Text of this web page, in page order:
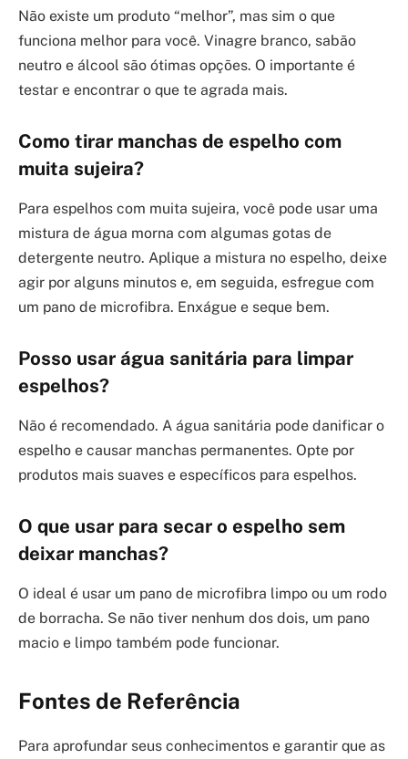
Não existe um produto “melhor”, mas sim o que
funciona melhor para você. Vinagre branco, sabão
neutro e álcool são ótimas opções. O importante é
testar e encontrar o que te agrada mais.
Como tirar manchas de espelho com
muita sujeira?
Para espelhos com muita sujeira, você pode usar uma
mistura de água morna com algumas gotas de
detergente neutro. Aplique a mistura no espelho, deixe
agir por alguns minutos e, em seguida, esfregue com
um pano de microfibra. Enxágue e seque bem.
Posso usar água sanitária para limpar
espelhos?
Não é recomendado. A água sanitária pode danificar o
espelho e causar manchas permanentes. Opte por
produtos mais suaves e específicos para espelhos.
O que usar para secar o espelho sem
deixar manchas?
O ideal é usar um pano de microfibra limpo ou um rodo
de borracha. Se não tiver nenhum dos dois, um pano
macio e limpo também pode funcionar.
Fontes de Referência
Para aprofundar seus conhecimentos e garantir que as